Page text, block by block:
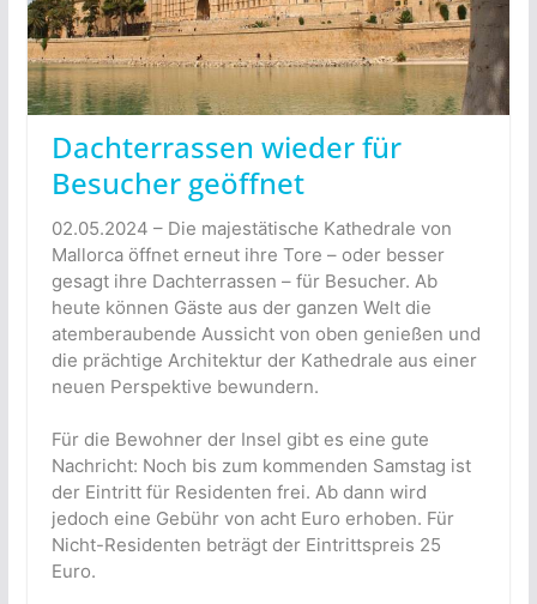
Dachterrassen wieder für
Besucher geöffnet
02.05.2024 – Die majestätische Kathedrale von
Mallorca öffnet erneut ihre Tore – oder besser
gesagt ihre Dachterrassen – für Besucher. Ab
heute können Gäste aus der ganzen Welt die
atemberaubende Aussicht von oben genießen und
die prächtige Architektur der Kathedrale aus einer
neuen Perspektive bewundern.
Für die Bewohner der Insel gibt es eine gute
Nachricht: Noch bis zum kommenden Samstag ist
der Eintritt für Residenten frei. Ab dann wird
jedoch eine Gebühr von acht Euro erhoben. Für
Nicht-Residenten beträgt der Eintrittspreis 25
Euro.